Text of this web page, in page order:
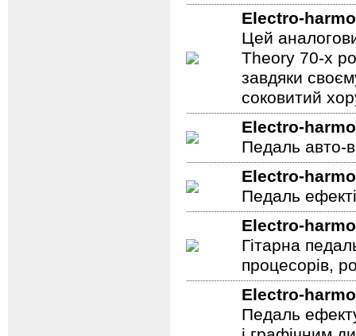
Electro-
Цей
Theory 70-х
завдяки
соковитий
Electro-
Педаль авто-
Electro-
Педаль
Electro-
Гітарна
процесорів,
Electro-
Педаль